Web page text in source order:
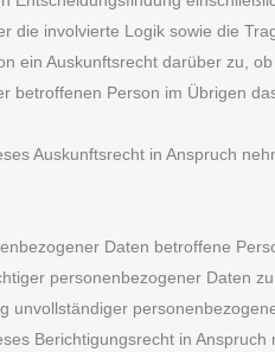
die involvierte Logik sowie die
ein Auskunftsrecht darüber zu,
betroffenen Person im Übrigen
Auskunftsrecht in Anspruch
Daten betroffene
personenbezogener Daten
unvollständiger
Berichtigungsrecht in